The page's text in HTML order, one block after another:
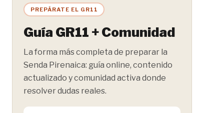
PREPÁRATE EL GR11
Guía GR11 + Comunidad
La forma más completa de preparar la
Senda Pirenaica: guía online, contenido
actualizado y comunidad activa donde
resolver dudas reales.